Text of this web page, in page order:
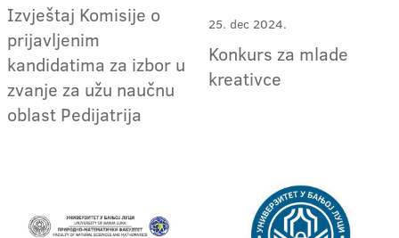
Izvještaj Komisije o
prijavljenim
kandidatima za izbor u
zvanje za užu naučnu
oblast Pedijatrija
25. dec 2024.
Konkurs za mlade
kreativce